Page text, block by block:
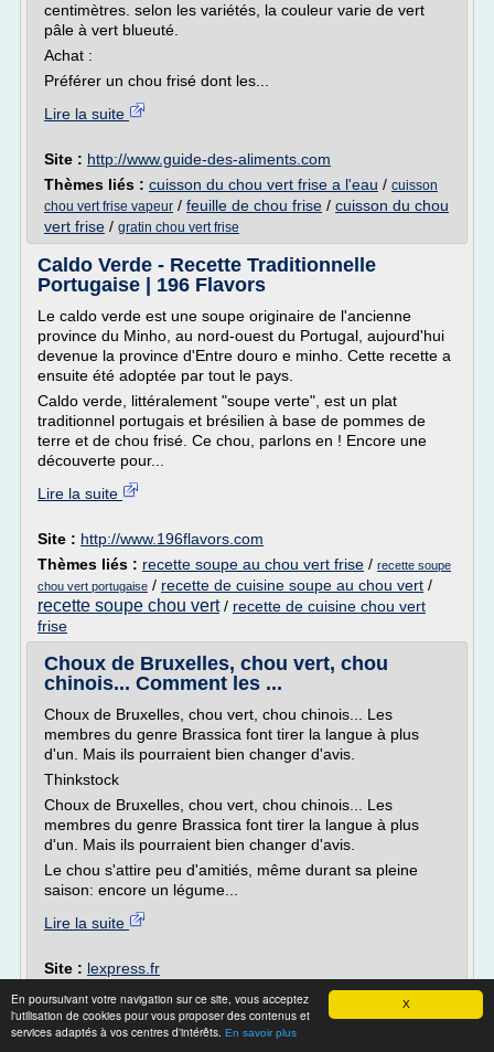
X
En poursuivant votre navigation sur ce site, vous acceptez
l'utilisation de cookies pour vous proposer des contenus et
services adaptés à vos centres d'intérêts. En savoir plus
centimètres. selon les variétés, la couleur varie de vert
pâle à vert blueuté.
Achat :
Préférer un chou frisé dont les...
Lire la suite
Site : http://www.guide-des-aliments.com
Thèmes liés : cuisson du chou vert frise a l'eau / cuisson
chou vert frise vapeur / feuille de chou frise / cuisson du chou
vert frise / gratin chou vert frise
Caldo Verde - Recette Traditionnelle
Portugaise | 196 Flavors
Le caldo verde est une soupe originaire de l'ancienne
province du Minho, au nord-ouest du Portugal, aujourd'hui
devenue la province d'Entre douro e minho. Cette recette a
ensuite été adoptée par tout le pays.
Caldo verde, littéralement "soupe verte", est un plat
traditionnel portugais et brésilien à base de pommes de
terre et de chou frisé. Ce chou, parlons en ! Encore une
découverte pour...
Lire la suite
Site : http://www.196flavors.com
Thèmes liés : recette soupe au chou vert frise / recette soupe
chou vert portugaise / recette de cuisine soupe au chou vert /
recette soupe chou vert/ recette de cuisine chou vert
frise
Choux de Bruxelles, chou vert, chou
chinois... Comment les ...
Choux de Bruxelles, chou vert, chou chinois... Les
membres du genre Brassica font tirer la langue à plus
d'un. Mais ils pourraient bien changer d'avis.
Thinkstock
Choux de Bruxelles, chou vert, chou chinois... Les
membres du genre Brassica font tirer la langue à plus
d'un. Mais ils pourraient bien changer d'avis.
Le chou s'attire peu d'amitiés, même durant sa pleine
saison: encore un légume...
Lire la suite
Site : lexpress.fr
Recette de CHOU VERT - Recettes
Diététiques